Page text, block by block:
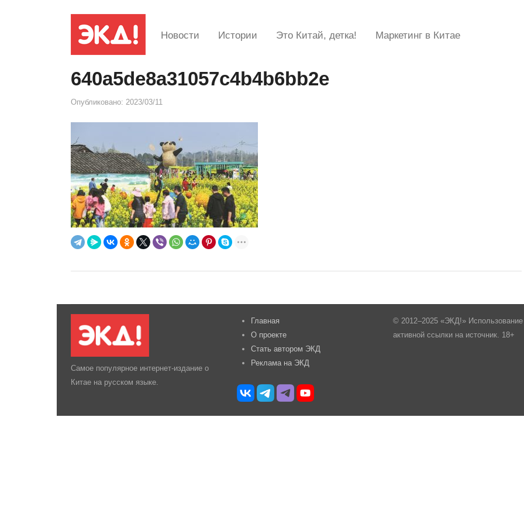
Новости Истории Это Китай, детка! Маркетинг в Китае
640a5de8a31057c4b4b6bb2e
Опубликовано: 2023/03/11
Самое популярное интернет-издание о
Китае на русском языке.
Главная
О проекте
Стать автором ЭКД
Реклама на ЭКД
© 2012–2025 «ЭКД!»
активной ссылки на источник. 18+